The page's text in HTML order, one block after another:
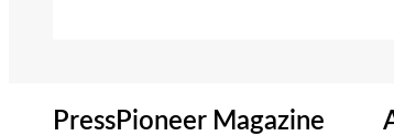
PressPioneer Magazine